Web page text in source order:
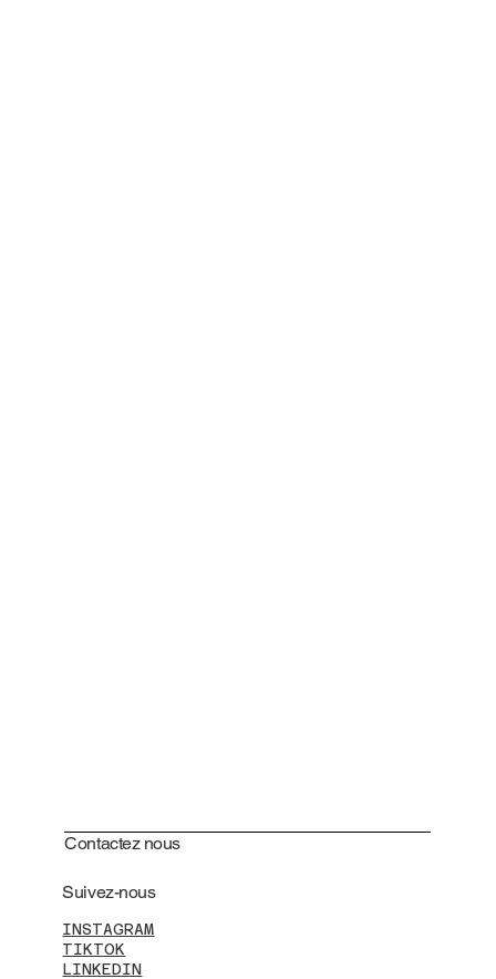
Contactez nous
INSTAGRAM
TIKTOK
LINKEDIN
Suivez-nous